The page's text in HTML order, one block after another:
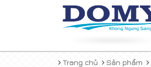
Trang chủ Sản phẩm